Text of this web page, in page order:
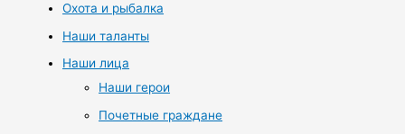
Охота и рыбалка
Наши таланты
Наши лица
Наши герои
Почетные граждане